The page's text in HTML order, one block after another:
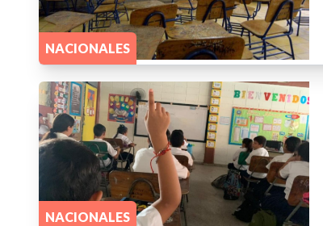
NACIONALES
NACIONALES